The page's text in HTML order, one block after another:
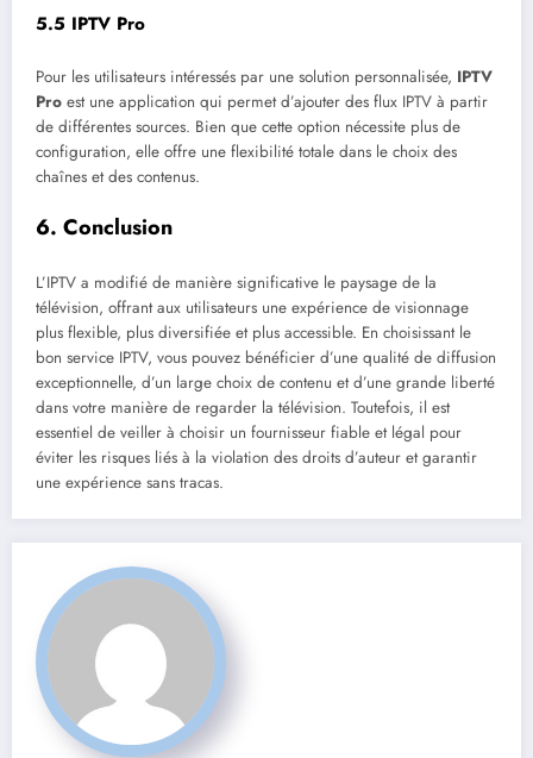
5.5 IPTV Pro
Pour les utilisateurs intéressés par une solution personnalisée, IPTV
Pro est une application qui permet d’ajouter des flux IPTV à partir
de différentes sources. Bien que cette option nécessite plus de
configuration, elle offre une flexibilité totale dans le choix des
chaînes et des contenus.
6. Conclusion
L’IPTV a modifié de manière significative le paysage de la
télévision, offrant aux utilisateurs une expérience de visionnage
plus flexible, plus diversifiée et plus accessible. En choisissant le
bon service IPTV, vous pouvez bénéficier d’une qualité de diffusion
exceptionnelle, d’un large choix de contenu et d’une grande liberté
dans votre manière de regarder la télévision. Toutefois, il est
essentiel de veiller à choisir un fournisseur fiable et légal pour
éviter les risques liés à la violation des droits d’auteur et garantir
une expérience sans tracas.